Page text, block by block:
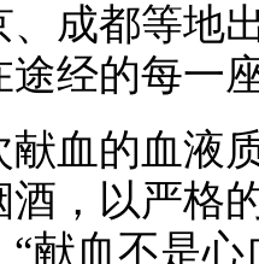
、成都等地
途经的每一
献血的血液
，以严格
献血不是